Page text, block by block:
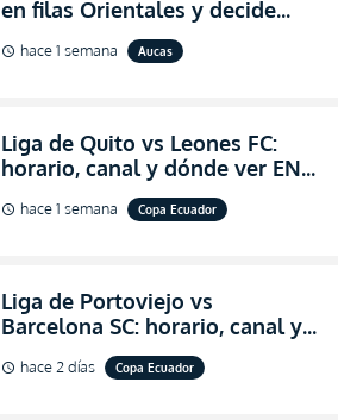
en filas Orientales y decide
abandonar la dirección técnica
de Aucas
schedule hace 1 semana Aucas
Liga de Quito vs Leones FC:
horario, canal y dónde ver EN
VIVO los octavos de final de la
Copa Ecuador 2026
schedule hace 1 semana Copa Ecuador
Liga de Portoviejo vs
Barcelona SC: horario, canal y
dónde ver EN VIVO los octavos
de final de la Copa Ecuador
schedule hace 2 días Copa Ecuador